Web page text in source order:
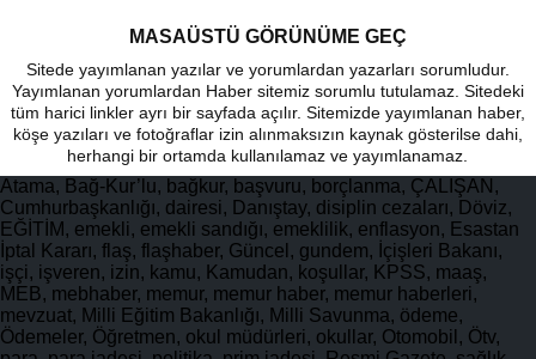
MASAÜSTÜ GÖRÜNÜME GEÇ
Sitede yayımlanan yazılar ve yorumlardan yazarları sorumludur.
Yayımlanan yorumlardan Haber sitemiz sorumlu tutulamaz. Sitedeki
tüm harici linkler ayrı bir sayfada açılır. Sitemizde yayımlanan haber,
köşe yazıları ve fotoğraflar izin alınmaksızın kaynak gösterilse dahi,
herhangi bir ortamda kullanılamaz ve yayımlanamaz.
Atama, Bağ-Kur’lu, bağkur, başvuru, borçlanma, ÇALIŞAN,
Cumhurbaşkanlığı, dairesi, Danıştay, disiplin cezaları, Döviz,
EĞİTİM, emekli, emekli sandığı, emeklilik, enflasyon, Esastan
İptal Kararı, flaş, flaşhaber, Güncel, gundem, İçişleri Bakanı,
işçi, işveren, izin, kamu, Kamudan, koşullar, KPSS, maaş,
MEB, mebhaber, memur, memur haber, memur haberleri,
mevzuat, Milli Eğitim Bakanlığı, Milli Savunma, ödeme,
Ödemeler, Öğretmen, okul müdürleri, okullar, Otomobil, Ötv,